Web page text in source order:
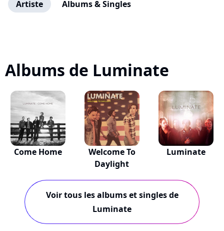
Artiste Albums & Singles
Albums de Luminate
Come Home
Welcome To
Daylight
Luminate
Voir tous les albums et singles de
Luminate